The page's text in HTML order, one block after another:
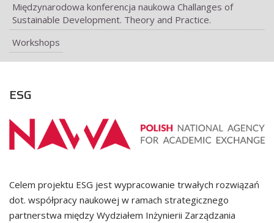
Międzynarodowa konferencja naukowa Challanges of
Sustainable Development. Theory and Practice.
Workshops
ESG
Celem projektu ESG jest wypracowanie trwałych rozwiązań
dot. współpracy naukowej w ramach strategicznego
partnerstwa między Wydziałem Inżynierii Zarządzania